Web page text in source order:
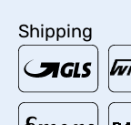
Shipping